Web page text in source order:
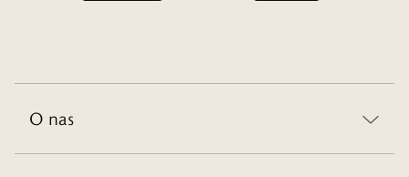
O nas